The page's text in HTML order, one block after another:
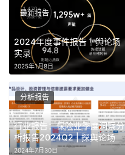
2024年度事件报告｜舆论场
实录
2025年1月8日
最新报告
行业报告：保险业季度洞察分
析报告2024Q2 | 探舆论场
2024年7月30日
分析报告